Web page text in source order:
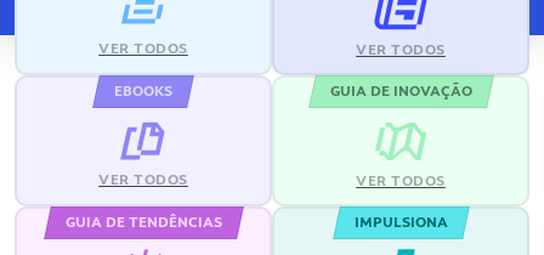
VER TODOS VER TODOS
EBOOKS
VER TODOS
GUIA DE INOVAÇÃO
VER TODOS
GUIA DE TENDÊNCIAS IMPULSIONA